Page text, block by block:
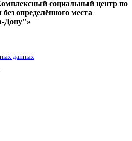
социальный центр по
определённого места
Дону"»
данных